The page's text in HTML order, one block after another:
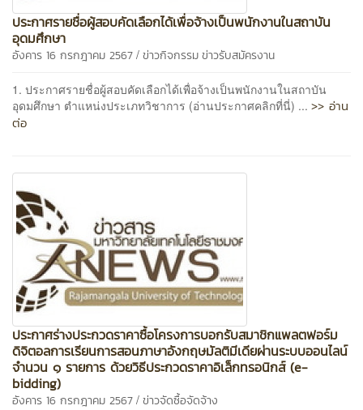
ประกาศรายชื่อผู้สอบคัดเลือกได้เพื่อจ้างเป็นพนักงานในสถาบัน
อุดมศึกษา
อังคาร 16 กรกฎาคม 2567 / ข่าวกิจกรรมข่าวรับสมัครงาน
1. ประกาศรายชื่อผู้สอบคัดเลือกได้เพื่อจ้างเป็นพนักงานในสถาบัน
อุดมศึกษา ตำแหน่งประเภทวิชาการ (อ่านประกาศคลิกที่นี่) ... >> อ่าน
ต่อ
ประกาศร่างประกวดราคาซื้อโครงการบอกรับสมาชิกแพลตฟอร์ม
ดิจิตอลการเรียนการสอนภาษาอังกฤษมัลติมีเดียผ่านระบบออนไลน์
จำนวน ๑ รายการ ด้วยวิธีประกวดราคาอิเล็กทรอนิกส์ (e-
bidding)
อังคาร 16 กรกฎาคม 2567 / ข่าวจัดซื้อจัดจ้าง